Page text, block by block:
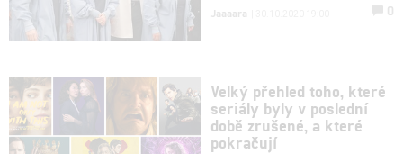
Jaaaara 0
Velký přehled toho, které
seriály byly v poslední
době zrušené, a které
pokračují